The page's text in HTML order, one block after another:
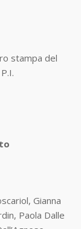
stampa del
Gianna
Paola Dalle